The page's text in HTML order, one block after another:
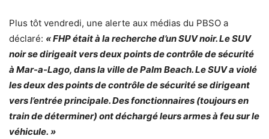
Plus tôt vendredi, une alerte aux médias du PBSO a
déclaré: « FHP était à la recherche d’un SUV noir. Le SUV
noir se dirigeait vers deux points de contrôle de sécurité
à Mar-a-Lago, dans la ville de Palm Beach. Le SUV a violé
les deux des points de contrôle de sécurité se dirigeant
vers l’entrée principale. Des fonctionnaires (toujours en
train de déterminer) ont déchargé leurs armes à feu sur le
véhicule. »